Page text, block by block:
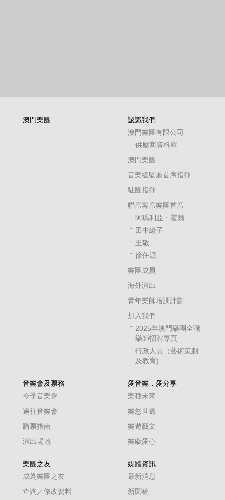
澳門樂團
認識我們
澳門樂團有限公司
供應商資料庫
澳門樂團
音樂總監兼首席指揮
駐團指揮
聯席客席樂團首席
阿瑪利亞・霍爾
田中綾子
王敬
徐任源
樂團成員
海外演出
青年樂師培訓計劃
加入我們
2025年澳門樂團全職
樂師招聘專頁
行政人員（藝術策劃
及教育)
音樂會及票務
今季音樂會
過往音樂會
購票指南
演出場地
愛音樂．愛分享
樂種未來
樂悠世遺
樂遊藝文
樂獻愛心
樂團之友
成為樂團之友
查詢／修改資料
媒體資訊
最新消息
新聞稿